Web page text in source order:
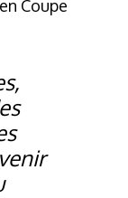
Coupe